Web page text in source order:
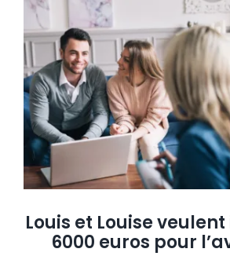
Louis et Louise
6000 euros pour